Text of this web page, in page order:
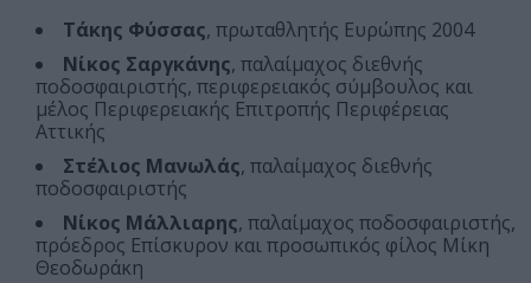
Τάκης Φύσσας, πρωταθλητής Ευρώπης 2004
Νίκος Σαργκάνης, παλαίμαχος διεθνής
ποδοσφαιριστής, περιφερειακός σύμβουλος και
μέλος Περιφερειακής Επιτροπής Περιφέρειας
Αττικής
Στέλιος Μανωλάς, παλαίμαχος διεθνής
ποδοσφαιριστής
Νίκος Μάλλιαρης, παλαίμαχος ποδοσφαιριστής,
πρόεδρος Επίσκυρον και προσωπικός φίλος Μίκη
Θεοδωράκη